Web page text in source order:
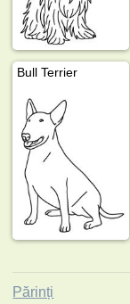
Bull Terrier
Părinți